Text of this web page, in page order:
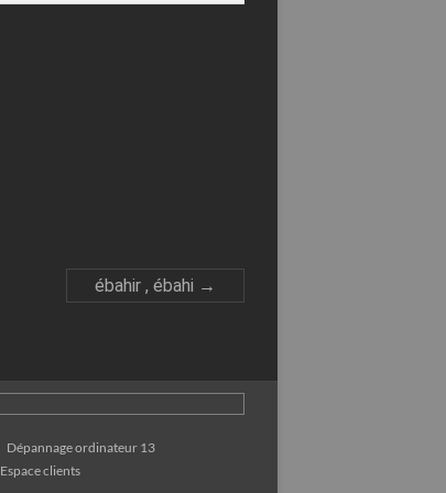
ébahir , ébahi →
Dépannage ordinateur 13
Espace clients